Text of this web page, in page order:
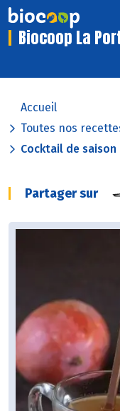
Biocoop La
Accueil
Toutes nos
Cocktail de
Partager sur